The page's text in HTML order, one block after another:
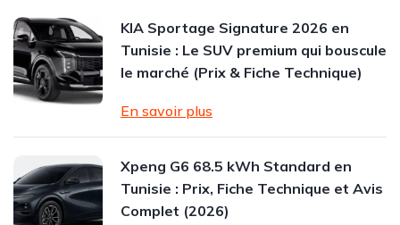
KIA Sportage Signature 2026 en
Tunisie : Le SUV premium qui bouscule
le marché (Prix & Fiche Technique)
En savoir plus
Xpeng G6 68.5 kWh Standard en
Tunisie : Prix, Fiche Technique et Avis
Complet (2026)